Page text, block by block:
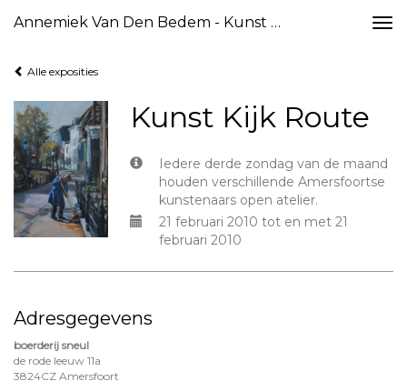
Annemiek Van Den Bedem - Kunst Kijk Route
Alle exposities
Kunst Kijk Route
Iedere derde zondag van de maand
houden verschillende Amersfoortse
kunstenaars open atelier.
21 februari 2010 tot en met 21
februari 2010
Adresgegevens
boerderij sneul
de rode leeuw 11a
3824CZ Amersfoort